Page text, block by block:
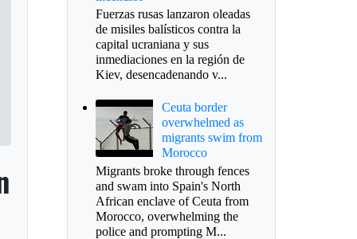
Fuerzas rusas lanzaron oleadas
de misiles balísticos contra la
capital ucraniana y sus
inmediaciones en la región de
Kiev, desencadenando v...
Ceuta border
overwhelmed as
migrants swim from
Morocco
Migrants broke through fences
and swam into Spain's North
African enclave of Ceuta from
Morocco, overwhelming the
police and prompting M...